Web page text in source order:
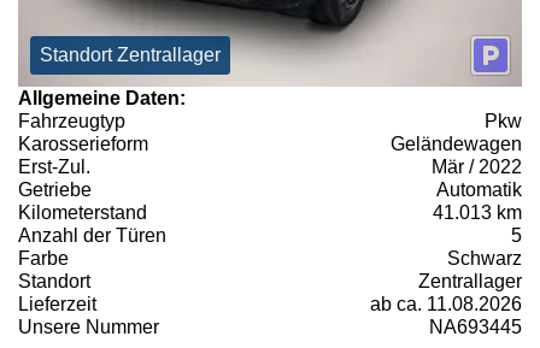
Standort Zentrallager
Allgemeine Daten:
Fahrzeugtyp
Pkw
Karosserieform
Geländewagen
Erst-Zul.
Mär / 2022
Getriebe
Automatik
Kilometerstand
41.013 km
Anzahl der Türen
5
Farbe
Schwarz
Standort
Zentrallager
Lieferzeit
ab ca. 11.08.2026
Unsere Nummer
NA693445